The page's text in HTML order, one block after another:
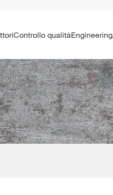
Controllo qualità Engineering